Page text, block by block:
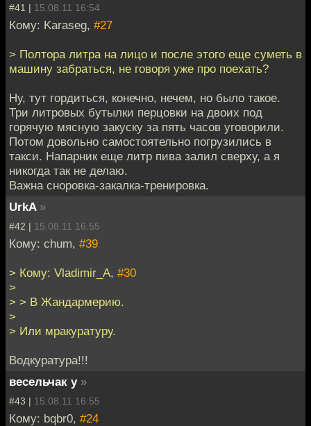
#41 | 15.08.11 16:54
Кому: Karaseg, #27
> Полтора литра на лицо и после этого еще суметь в
машину забраться, не говоря уже про поехать?
Ну, тут гордиться, конечно, нечем, но было такое.
Три литровых бутылки перцовки на двоих под
горячую мясную закуску за пять часов уговорили.
Потом довольно самостоятельно погрузились в
такси. Напарник еще литр пива залил сверху, а я
никогда так не делаю.
Важна сноровка-закалка-тренировка.
UrkA »
#42 | 15.08.11 16:55
Кому: chum, #39
> Кому: Vladimir_A, #30
>
> > В Жандармерию.
>
> Или мракуратуру.
Водкуратура!!!
весельчак у »
#43 | 15.08.11 16:55
Кому: bqbr0, #24